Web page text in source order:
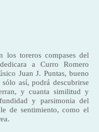
los toreros compases del
a Curro Romero
Juan J. Puntas, bueno
así, podrá descubrirse
y cuanta similitud y
y parsimonia del
de sentimiento, como el